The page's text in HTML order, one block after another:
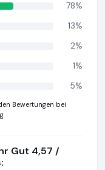
78%
13%
2%
1%
5%
Bewertungen bei
Gut 4,57 /